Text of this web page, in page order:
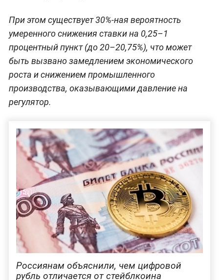
При этом существует 30%-ная вероятность
умеренного снижения ставки на 0,25–1
процентный пункт (до 20–20,75%), что может
быть вызвано замедлением экономического
роста и снижением промышленного
производства, оказывающими давление на
регулятор.
Россиянам объяснили, чем цифровой
рубль отличается от стейблкоина